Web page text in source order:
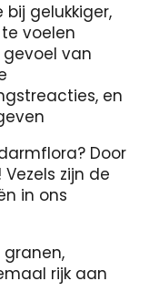
gelukkiger,
voelen
van
en
Door
zijn de
in ons
granen,
rijk aan